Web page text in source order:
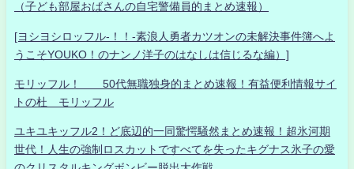
（子ども部屋おばさんの自宅警備員的まとめ速報）
[ヨシヨシロッフル-！！-素浪人勇者カツオンの未解決事件簿へよ
うこそYOUKO！のナンノ洋子のはなしは信じるな編）]
モリッフル！ 50代無職独身的まとめ速報！有益便利情報サイ
トの杜 モリッフル
ユキユキッフル2！ど底辺的一同驚愕騒然まとめ速報！超氷河期
世代！人生の強制ロスカットですべてを失ったキグナス氷子の愛